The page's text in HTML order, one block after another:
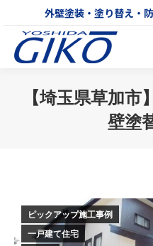
外壁塗装・塗り替え・
【埼玉県草加
壁塗
ピックアップ施工事例
一戸建て住宅